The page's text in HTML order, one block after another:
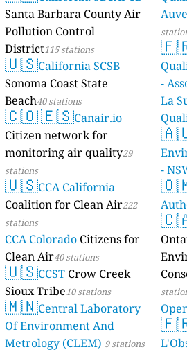
Santa Barbara County Air
Pollution Control
District115 stations
🇺🇸California SCSB
Sonoma Coast State
Beach40 stations
🇨🇴🇪🇸Canair.io
Citizen network for
monitoring air quality29
stations
🇺🇸CCA California
Coalition for Clean Air222
stations
CCA Colorado Citizens for
Clean Air40 stations
🇺🇸CCST Crow Creek
Sioux Tribe10 stations
🇲🇳Central Laboratory
Of Environment And
Metrology (CLEM) 9 stations
-
La
-